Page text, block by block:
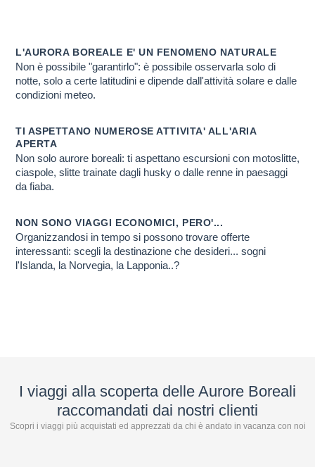
L'AURORA BOREALE E' UN FENOMENO NATURALE
Non è possibile "garantirlo": è possibile osservarla solo di
notte, solo a certe latitudini e dipende dall'attività solare e dalle
condizioni meteo.
TI ASPETTANO NUMEROSE ATTIVITA' ALL'ARIA
APERTA
Non solo aurore boreali: ti aspettano escursioni con motoslitte,
ciaspole, slitte trainate dagli husky o dalle renne in paesaggi
da fiaba.
NON SONO VIAGGI ECONOMICI, PERO'...
Organizzandosi in tempo si possono trovare offerte
interessanti: scegli la destinazione che desideri... sogni
l'Islanda, la Norvegia, la Lapponia..?
I viaggi alla scoperta delle Aurore Boreali
raccomandati dai nostri clienti
Scopri i viaggi più acquistati ed apprezzati da chi è andato in vacanza con noi